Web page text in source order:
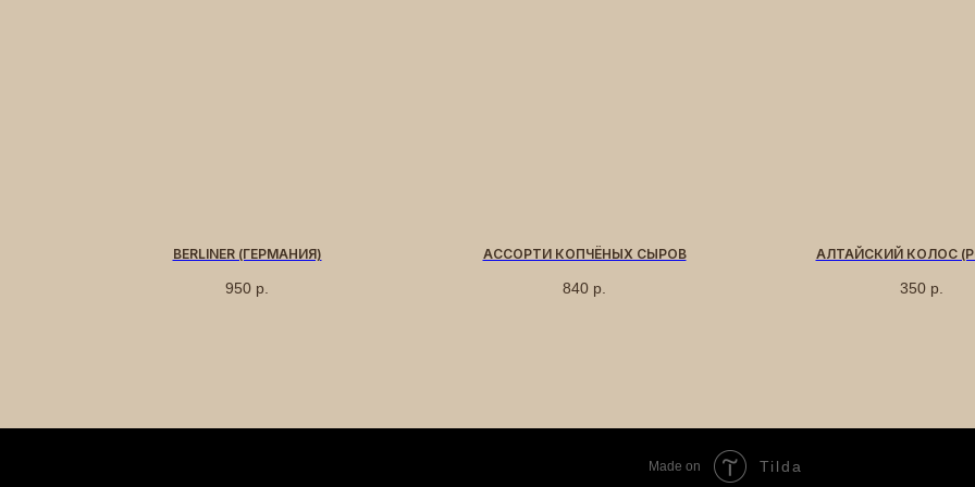
BERLINER (ГЕРМАНИЯ)
950 р.
АССОРТИ КОПЧЁНЫХ СЫРОВ
840 р.
АЛТАЙСКИЙ КОЛОС
350 р.
Made on Tilda